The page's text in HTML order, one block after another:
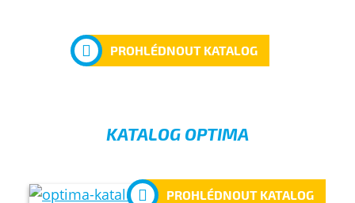
PROHLÉDNOUT KATALOG
KATALOG OPTIMA
PROHLÉDNOUT KATALOG